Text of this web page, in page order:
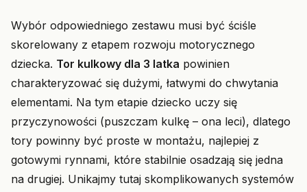
Wybór odpowiedniego zestawu musi być ściśle
skorelowany z etapem rozwoju motorycznego
dziecka. Tor kulkowy dla 3 latka powinien
charakteryzować się dużymi, łatwymi do chwytania
elementami. Na tym etapie dziecko uczy się
przyczynowości (puszczam kulkę – ona leci), dlatego
tory powinny być proste w montażu, najlepiej z
gotowymi rynnami, które stabilnie osadzają się jedna
na drugiej. Unikajmy tutaj skomplikowanych systemów